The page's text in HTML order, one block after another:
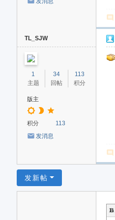
TL_SJW
1
主题
34
回帖
113
积分
版主
积分
113
发消息
发新帖